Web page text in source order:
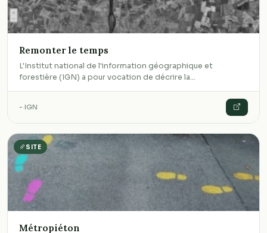
Remonter le temps
L'Institut national de l'information géographique et
forestière (IGN) a pour vocation de décrire la…
-·IGN
SITE
Métropiéton